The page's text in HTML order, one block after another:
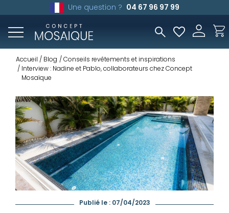
Une question ? 04 67 96 97 99
Accueil Blog
Conseils revêtements et inspirations
Interview : Nadine et Pablo, collaborateurs chez Concept
Mosaïque
Publié le : 07/04/2023